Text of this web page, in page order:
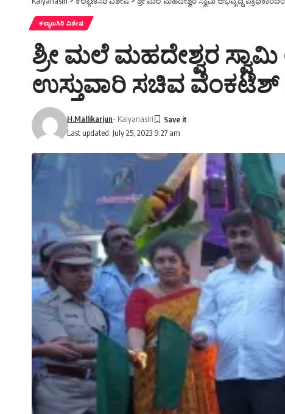
ಕಲ್ಯಾಣಸಿರಿ ವಿಶೇಷ
ಶ್ರೀ ಮಲೆ ಮಹದೇಶ್ವರ
ಉಸ್ತುವಾರಿ ಸಚಿವ
Last updated: July 25, 2023 9:27 am
H.Mallikarjun- Kalyanasiri